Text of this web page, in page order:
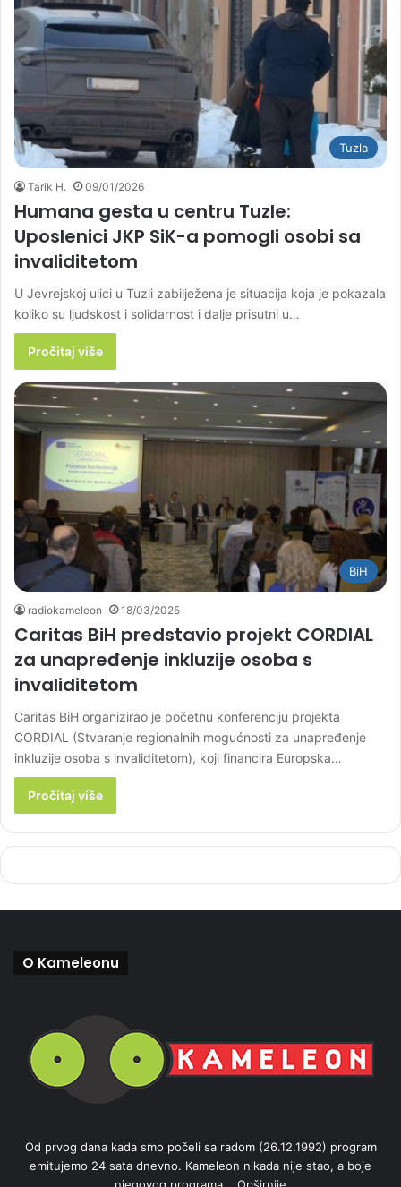
Tuzla
Tarik H. 09/01/2026
Humana gesta u centru Tuzle:
Uposlenici JKP SiK-a pomogli osobi sa
invaliditetom
U Jevrejskoj ulici u Tuzli zabilježena je situacija koja je pokazala
koliko su ljudskost i solidarnost i dalje prisutni u…
Pročitaj više
BiH
radiokameleon 18/03/2025
Caritas BiH predstavio projekt CORDIAL
za unapređenje inkluzije osoba s
invaliditetom
Caritas BiH organizirao je početnu konferenciju projekta
CORDIAL (Stvaranje regionalnih mogućnosti za unapređenje
inkluzije osoba s invaliditetom), koji financira Europska…
Pročitaj više
O Kameleonu
Od prvog dana kada smo počeli sa radom (26.12.1992) program
emitujemo 24 sata dnevno. Kameleon nikada nije stao, a boje